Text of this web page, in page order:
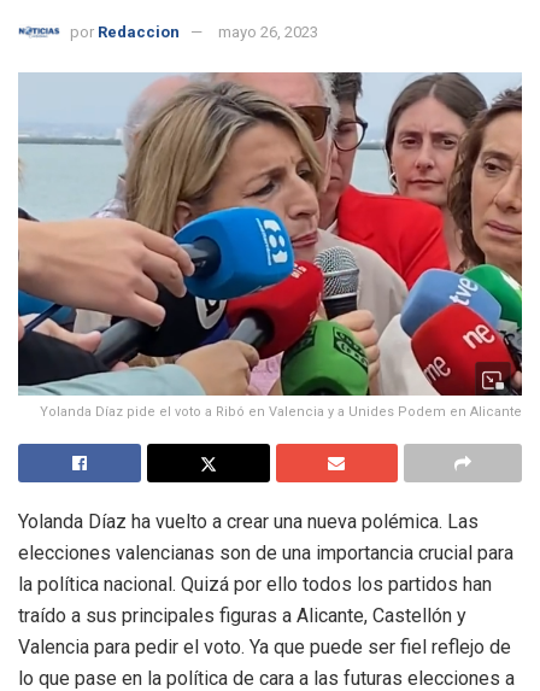
por Redaccion mayo 26, 2023
Yolanda Díaz pide el voto a Ribó en Valencia y a Unides Podem en Alicante
Yolanda Díaz ha vuelto a crear una nueva polémica. Las
elecciones valencianas son de una importancia crucial para
la política nacional. Quizá por ello todos los partidos han
traído a sus principales figuras a Alicante, Castellón y
Valencia para pedir el voto. Ya que puede ser fiel reflejo de
lo que pase en la política de cara a las futuras elecciones a